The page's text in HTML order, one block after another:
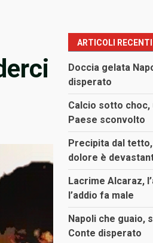
ARTICOLI RECENTI
Doccia gelata
disperato
Calcio sotto choc,
Paese sconvolto
Precipita dal
dolore è
Lacrime Alcaraz,
l’addio fa male
Napoli che guaio,
Conte disperato